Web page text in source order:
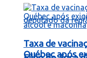
Taxa de
Québec após